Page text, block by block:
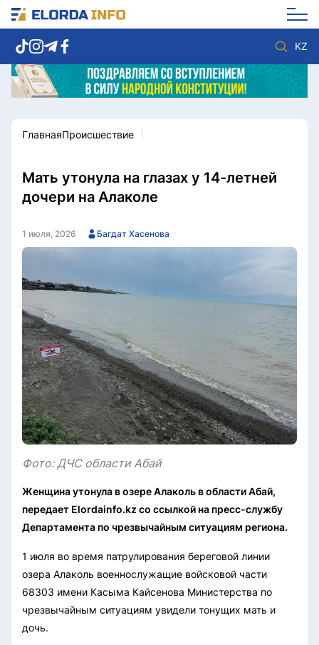
KZ
Новости столицы
Политика
Спорт
Культура
Видео
Мир
Этический кодекс
Служу стране
ГлавнаяПроисшествие
Мать утонула на глазах у 14-летней
дочери на Алаколе
1 июля, 2026 Багдат Хасенова
Фото: ДЧС области Абай
Женщина утонула в озере Алаколь в области Абай,
передает Elordainfo.kz со ссылкой на пресс-службу
Департамента по чрезвычайным ситуациям региона.
1 июля во время патрулирования береговой линии
озера Алаколь военнослужащие войсковой части
68303 имени Касыма Кайсенова Министерства по
чрезвычайным ситуациям увидели тонущих мать и
дочь.